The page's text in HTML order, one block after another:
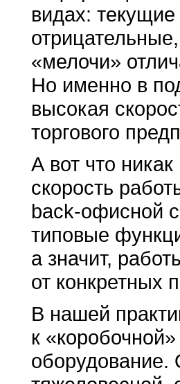
видах:
«мелочи»
Но именно в
высокая
торгового
А вот что
скорость
back-офисной
типовые
а значит,
от конкретных
В нашей
к
оборудование.